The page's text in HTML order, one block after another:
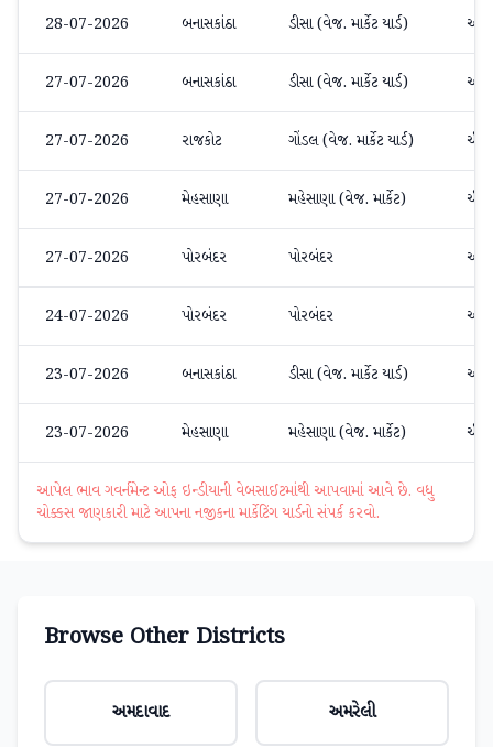
28-07-2026 બનાસકાંઠા ડીસા (વેજ. માર્કેટ યાર્ડ) અન્ય
27-07-2026 બનાસકાંઠા ડીસા (વેજ. માર્કેટ યાર્ડ) અન્ય
27-07-2026 રાજકોટ ગોંડલ (વેજ. માર્કેટ યાર્ડ) ચીકુ
27-07-2026 મેહસાણા મહેસાણા (વેજ. માર્કેટ) ચીકુ
27-07-2026 પોરબંદર પોરબંદર અન્ય
24-07-2026 પોરબંદર પોરબંદર અન્ય
23-07-2026 બનાસકાંઠા ડીસા (વેજ. માર્કેટ યાર્ડ) અન્ય
23-07-2026 મેહસાણા મહેસાણા (વેજ. માર્કેટ) ચીકુ
આપેલ ભાવ ગવર્નમેન્ટ ઓફ ઇન્ડીયાની વેબસાઈટમાંથી આપવામાં આવે છે. વધુ
ચોક્કસ જાણકારી માટે આપના નજીકના માર્કેટિંગ યાર્ડનો સંપર્ક કરવો.
Browse Other Districts
અમદાવાદ અમરેલી